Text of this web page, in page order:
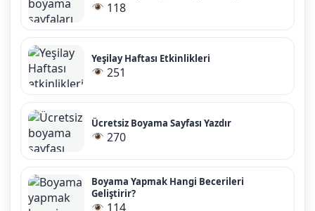
118
Yeşilay Haftası Etkinlikleri
251
Ücretsiz Boyama Sayfası Yazdır
270
Boyama Yapmak Hangi Becerileri
Geliştirir?
114